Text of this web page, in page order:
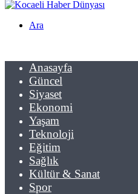
Ara
Anasayfa
Güncel
Siyaset
Ekonomi
Yaşam
Teknoloji
Eğitim
Sağlık
Kültür & Sanat
Spor